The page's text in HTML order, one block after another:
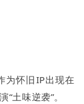
为怀旧IP出现在
土味逆袭”。